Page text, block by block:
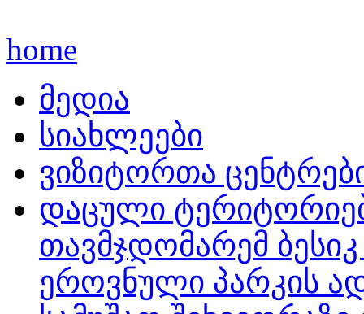
home
მედია
სიახლეები
ვიზიტორთა
დაცული
თავმჯდომარემ
ეროვნული პარკის